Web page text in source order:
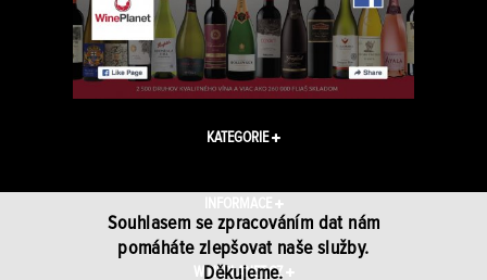
KATEGORIE
INFORMACE
WINEPLANET.CZ
Souhlasem se zpracováním dat nám
pomáháte zlepšovat naše služby.
Děkujeme.